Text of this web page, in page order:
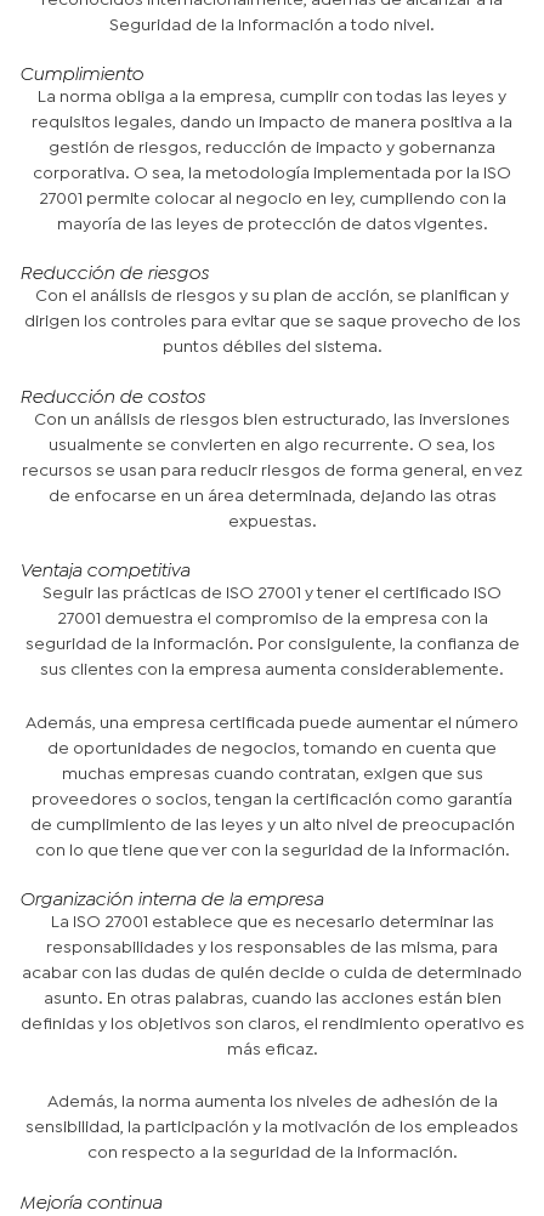
Seguridad de la Información a todo nivel.
Cumplimiento
La norma obliga a la empresa, cumplir con todas las leyes y
requisitos legales, dando un impacto de manera positiva a la
gestión de riesgos, reducción de impacto y gobernanza
corporativa. O sea, la metodología implementada por la ISO
27001 permite colocar al negocio en ley, cumpliendo con la
mayoría de las leyes de protección de datos vigentes.
Reducción de riesgos
Con el análisis de riesgos y su plan de acción, se planifican y
dirigen los controles para evitar que se saque provecho de los
puntos débiles del sistema.
Reducción de costos
Con un análisis de riesgos bien estructurado, las inversiones
usualmente se convierten en algo recurrente. O sea, los
recursos se usan para reducir riesgos de forma general, en vez
de enfocarse en un área determinada, dejando las otras
expuestas.
Ventaja competitiva
Seguir las prácticas de ISO 27001 y tener el certificado ISO
27001 demuestra el compromiso de la empresa con la
seguridad de la información. Por consiguiente, la confianza de
sus clientes con la empresa aumenta considerablemente.
Además, una empresa certificada puede aumentar el número
de oportunidades de negocios, tomando en cuenta que
muchas empresas cuando contratan, exigen que sus
proveedores o socios, tengan la certificación como garantía
de cumplimiento de las leyes y un alto nivel de preocupación
con lo que tiene que ver con la seguridad de la información.
Organización interna de la empresa
La ISO 27001 establece que es necesario determinar las
responsabilidades y los responsables de las misma, para
acabar con las dudas de quién decide o cuida de determinado
asunto. En otras palabras, cuando las acciones están bien
definidas y los objetivos son claros, el rendimiento operativo es
más eficaz.
Además, la norma aumenta los niveles de adhesión de la
sensibilidad, la participación y la motivación de los empleados
con respecto a la seguridad de la información.
Mejoría continua